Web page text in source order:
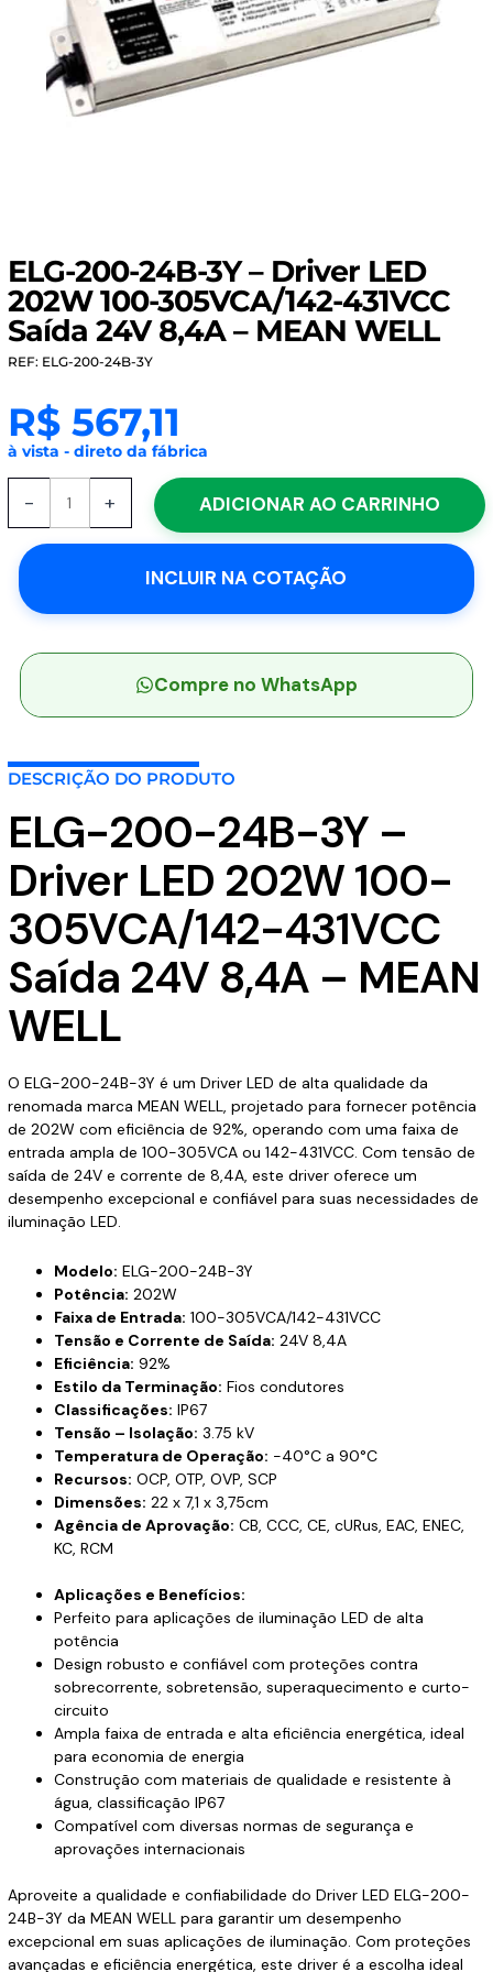
ELG-200-24B-3Y – Driver LED
202W 100-305VCA/142-431VCC
Saída 24V 8,4A – MEAN WELL
REF: ELG-200-24B-3Y
R$567,11
à vista - direto da fábrica
-
3Y
Driver
202W
305VCA/142-
24V
MEAN
WELL
quantidade
+ ADICIONAR AO CARRINHO
INCLUIR NA COTAÇÃO
Compre no WhatsApp
DESCRIÇÃO DO PRODUTO
ELG-200-24B-3Y –
Driver LED 202W 100-
305VCA/142-431VCC
Saída 24V 8,4A – MEAN
WELL
O ELG-200-24B-3Y é um Driver LED de alta qualidade da
renomada marca MEAN WELL, projetado para fornecer potência
de 202W com eficiência de 92%, operando com uma faixa de
entrada ampla de 100-305VCA ou 142-431VCC. Com tensão de
saída de 24V e corrente de 8,4A, este driver oferece um
desempenho excepcional e confiável para suas necessidades de
iluminação LED.
Modelo: ELG-200-24B-3Y
Potência: 202W
Faixa de Entrada: 100-305VCA/142-431VCC
Tensão e Corrente de Saída: 24V 8,4A
Eficiência: 92%
Estilo da Terminação: Fios condutores
Classificações: IP67
Tensão – Isolação: 3.75 kV
Temperatura de Operação: -40°C a 90°C
Recursos: OCP, OTP, OVP, SCP
Dimensões: 22 x 7,1 x 3,75cm
Agência de Aprovação: CB, CCC, CE, cURus, EAC, ENEC,
KC, RCM
Aplicações e Benefícios:
Perfeito para aplicações de iluminação LED de alta
potência
Design robusto e confiável com proteções contra
sobrecorrente, sobretensão, superaquecimento e curto-
circuito
Ampla faixa de entrada e alta eficiência energética, ideal
para economia de energia
Construção com materiais de qualidade e resistente à
água, classificação IP67
Compatível com diversas normas de segurança e
aprovações internacionais
Aproveite a qualidade e confiabilidade do Driver LED ELG-200-
24B-3Y da MEAN WELL para garantir um desempenho
excepcional em suas aplicações de iluminação. Com proteções
avançadas e eficiência energética, este driver é a escolha ideal